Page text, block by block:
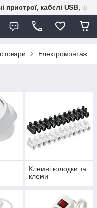
пристрої, кабелі USB,
Електромонтаж
Клемні колодки та
клеми